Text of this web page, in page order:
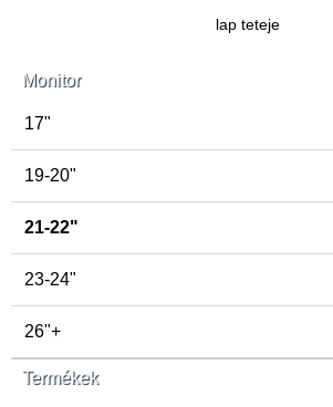
Monitor
17"
19-20"
21-22"
23-24"
26"+
Termékek
lap teteje